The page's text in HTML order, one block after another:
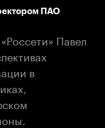
ПАО
Павел
в